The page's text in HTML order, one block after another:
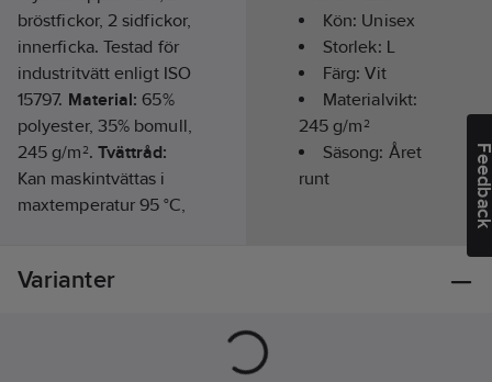
bröstfickor, 2 sidfickor,
innerficka. Testad för
industritvätt enligt ISO
15797. Material: 65%
polyester, 35% bomull,
245 g/m². Tvättråd:
Kan maskintvättas i
maxtemperatur 95 °C,
ISO 15797 / OEKO-
Kön: Unisex
Storlek: L
Färg:Vit
Materialvikt:
245 g/m²
Säsong: Året
runt
Varianter